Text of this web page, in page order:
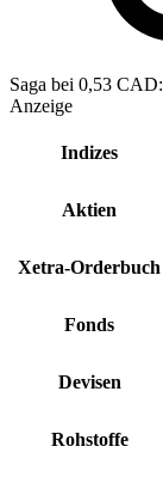
Saga bei 0,53
Anzeige
Indizes
Aktien
Xetra-Orderbuch
Fonds
Devisen
Rohstoffe